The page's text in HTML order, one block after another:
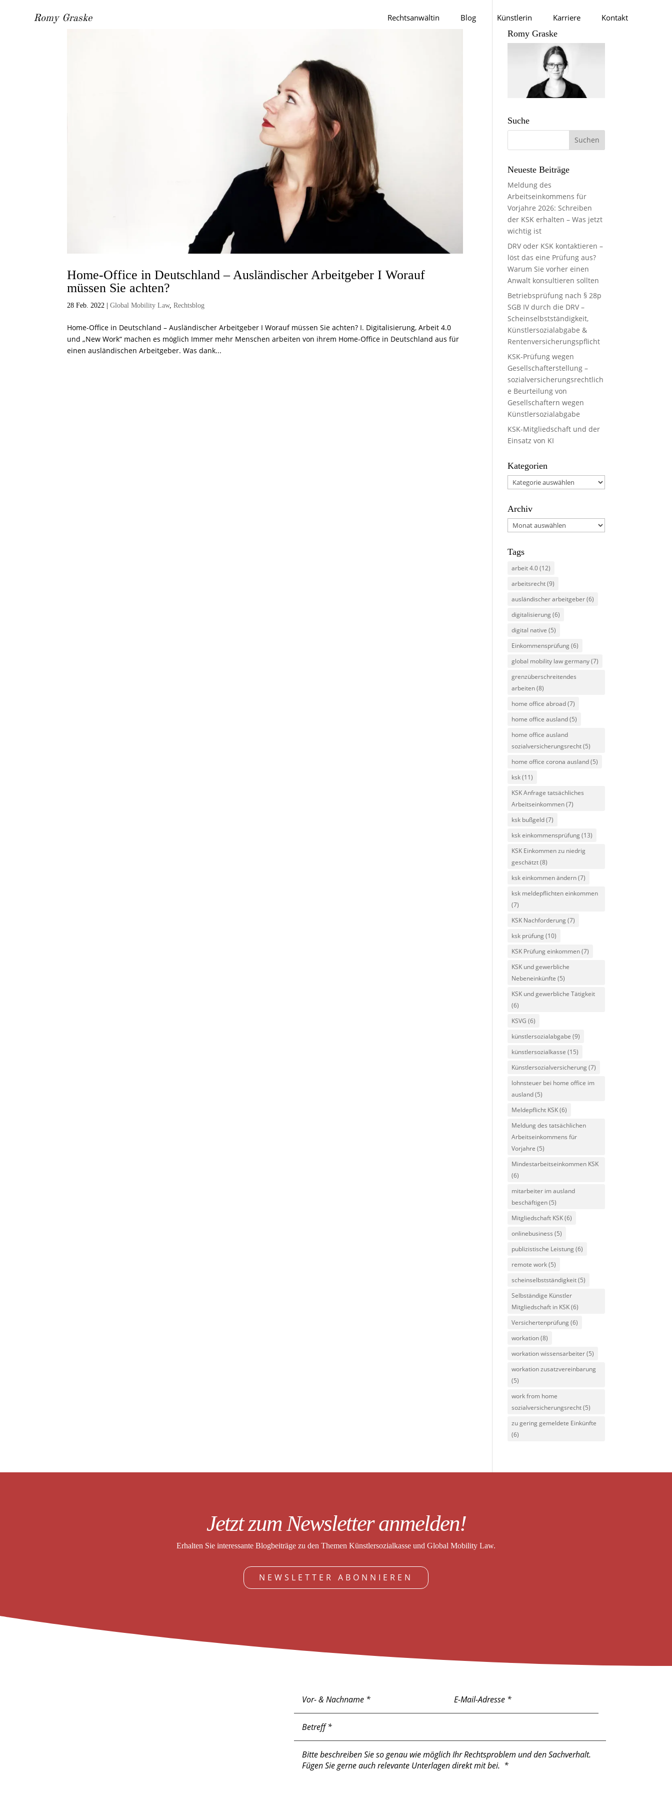
Romy Graske Rechtsanwältin Blog Künstlerin Karriere Kontakt
Home-Office in Deutschland – Ausländischer Arbeitgeber I Worauf
müssen Sie achten?
28 Feb. 2022 |Global Mobility Law,Rechtsblog
Home-Office in Deutschland – Ausländischer Arbeitgeber I Worauf müssen Sie achten? I. Digitalisierung, Arbeit 4.0
und „New Work“ machen es möglich Immer mehr Menschen arbeiten von ihrem Home-Office in Deutschland aus für
einen ausländischen Arbeitgeber. Was dank...
Romy Graske
Suche
Neueste Beiträge
Meldung des
Arbeitseinkommens für
Vorjahre 2026: Schreiben
der KSK erhalten – Was jetzt
wichtig ist
DRV oder KSK kontaktieren –
löst das eine Prüfung aus?
Warum Sie vorher einen
Anwalt konsultieren sollten
Betriebsprüfung nach § 28p
SGB IV durch die DRV –
Scheinselbstständigkeit,
Künstlersozialabgabe &
Rentenversicherungspflicht
KSK-Prüfung wegen
Gesellschafterstellung –
sozialversicherungsrechtlich
e Beurteilung von
Gesellschaftern wegen
Künstlersozialabgabe
KSK-Mitgliedschaft und der
Einsatz von KI
Kategorien
Kategorien
Archiv
Archiv
Tags
arbeit 4.0(12)
arbeitsrecht(9)
ausländischer arbeitgeber(6)
digitalisierung(6)
digital native (5)
Einkommensprüfung(6)
global mobility law germany(7)
grenzüberschreitendes
arbeiten(8)
home office abroad(7)
home office ausland(5)
home office ausland
sozialversicherungsrecht(5)
home office corona ausland(5)
ksk(11)
KSK Anfrage tatsächliches
Arbeitseinkommen(7)
ksk bußgeld(7)
ksk einkommensprüfung(13)
KSK Einkommen zu niedrig
geschätzt(8)
ksk einkommen ändern(7)
ksk meldepflichten einkommen
(7)
KSK Nachforderung(7)
ksk prüfung(10)
KSK Prüfung einkommen(7)
KSK und gewerbliche
Nebeneinkünfte (5)
KSK und gewerbliche Tätigkeit
(6)
KSVG (6)
künstlersozialabgabe (9)
künstlersozialkasse (15)
Künstlersozialversicherung(7)
lohnsteuer bei home office im
ausland(5)
Meldepflicht KSK(6)
Meldung des tatsächlichen
Arbeitseinkommens für
Vorjahre (5)
Mindestarbeitseinkommen KSK
(6)
mitarbeiter im ausland
beschäftigen(5)
Mitgliedschaft KSK(6)
onlinebusiness (5)
publizistische Leistung(6)
remote work(5)
scheinselbstständigkeit(5)
Selbständige Künstler
Mitgliedschaft in KSK(6)
Versichertenprüfung(6)
workation(8)
workation wissensarbeiter(5)
workation zusatzvereinbarung
(5)
work from home
sozialversicherungsrecht(5)
zu gering gemeldete Einkünfte
(6)
Jetzt zum Newsletter anmelden!
Erhalten Sie interessante Blogbeiträge zu den Themen Künstlersozialkasse und Global Mobility Law.
NEWSLETTER ABONNIEREN